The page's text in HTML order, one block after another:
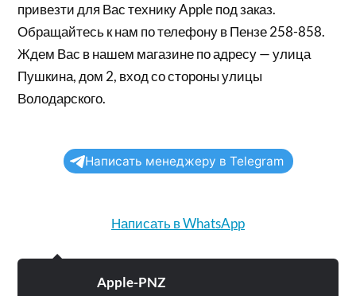
привезти для Вас технику Apple под заказ.
Обращайтесь к нам по телефону в Пензе 258-858.
Ждем Вас в нашем магазине по адресу — улица
Пушкина, дом 2, вход со стороны улицы
Володарского.
Написать менеджеру в Telegram
Написать в WhatsApp
Apple-PNZ